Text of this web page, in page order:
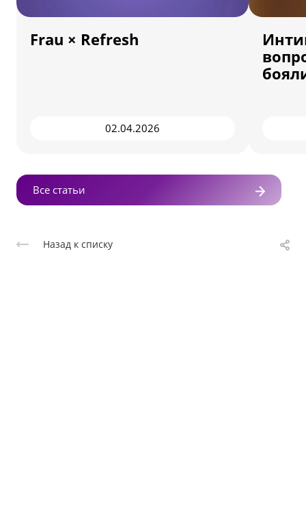
Frau × Refresh
02.04.2026
Все статьи
Назад к списку